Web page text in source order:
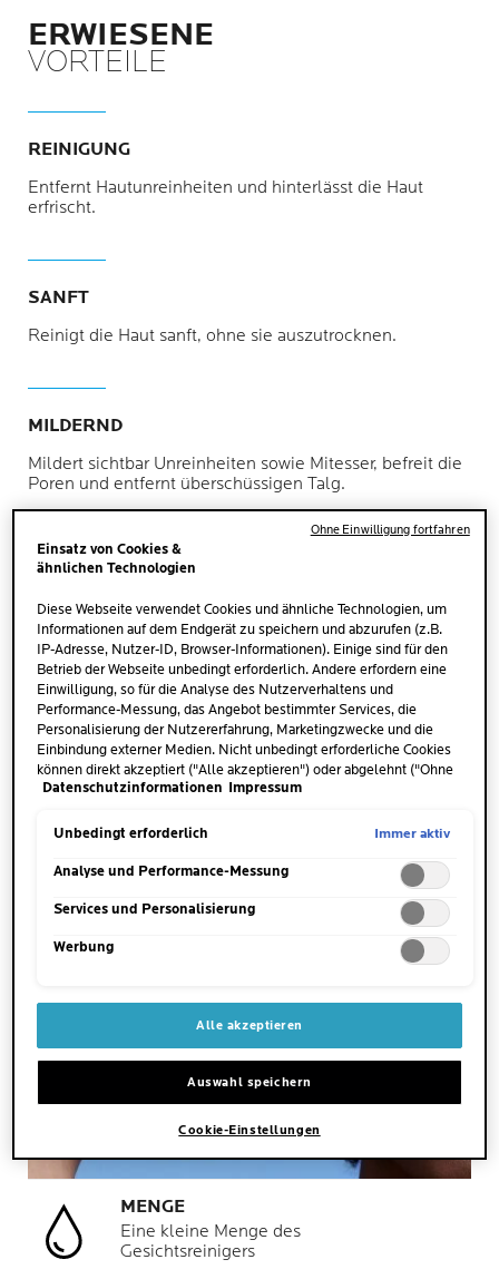
ERWIESENE
VORTEILE
REINIGUNG
Entfernt Hautunreinheiten und hinterlässt die Haut
erfrischt.
SANFT
Reinigt die Haut sanft, ohne sie auszutrocknen.
MILDERND
Mildert sichtbar Unreinheiten sowie Mitesser, befreit die
Poren und entfernt überschüssigen Talg.
GLEICHGEWICHT
Bewahrt den pH-Wert der Haut.
ANWENDUNG
MENGE
Eine kleine Menge des
Gesichtsreinigers
Einsatz von Cookies &
ähnlichen Technologien
Diese Webseite verwendet Cookies und ähnliche Technologien, um
Informationen auf dem Endgerät zu speichern und abzurufen (z.B.
IP-Adresse, Nutzer-ID, Browser-Informationen). Einige sind für den
Betrieb der Webseite unbedingt erforderlich. Andere erfordern eine
Einwilligung, so für die Analyse des Nutzerverhaltens und
Performance-Messung, das Angebot bestimmter Services, die
Personalisierung der Nutzererfahrung, Marketingzwecke und die
Einbindung externer Medien. Nicht unbedingt erforderliche Cookies
können direkt akzeptiert ("Alle akzeptieren") oder abgelehnt ("Ohne
Einwilligung fortfahren") werden. Individuelle Anpassungen der
speichern"). Die Auswahl kann jederzeit unter dem Link "Cookie-
unsere Datenschutzinformationen.
Datenschutzinformationen Impressum
Unbedingt erforderlich Immer aktiv
Analyse und Performance-Messung
Services und Personalisierung
Werbung
Alle akzeptieren
Auswahl speichern
Cookie-Einstellungen
Ohne Einwilligung fortfahren